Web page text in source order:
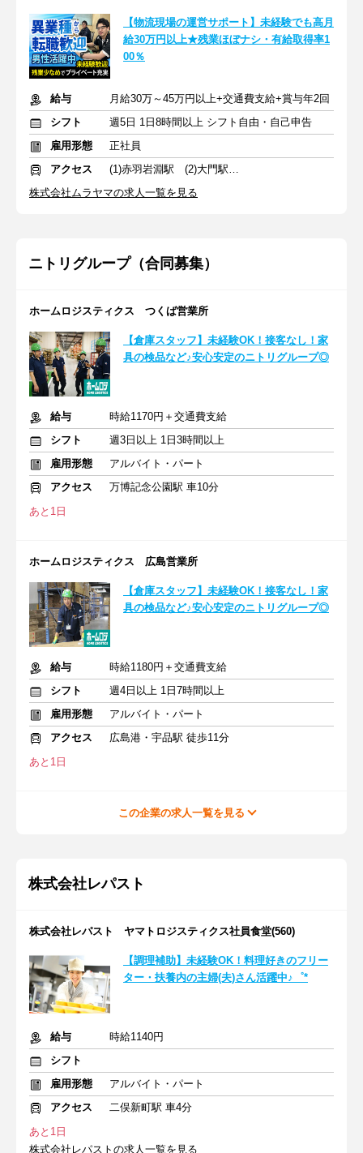
【物流現場の運営サポート】未経験でも高月
給30万円以上★残業ほぼナシ・有給取得率1
00％
給与
月給30万～45万円以上+交通費支給+賞与年2回
シフト
週5日 1日8時間以上 シフト自由・自己申告
雇用形態
正社員
アクセス
(1)赤羽岩淵駅 (2)大門駅 (3)武蔵小杉駅
株式会社ムラヤマの求人一覧を見る
ニトリグループ（合同募集）
ホームロジスティクス つくば営業所
【倉庫スタッフ】未経験OK！接客なし！家
具の検品など♪安心安定のニトリグループ◎
給与
時給1170円＋交通費支給
シフト
週3日以上 1日3時間以上
雇用形態
アルバイト・パート
アクセス
万博記念公園駅 車10分
あと1日
ホームロジスティクス 広島営業所
【倉庫スタッフ】未経験OK！接客なし！家
具の検品など♪安心安定のニトリグループ◎
給与
時給1180円＋交通費支給
シフト
週4日以上 1日7時間以上
雇用形態
アルバイト・パート
アクセス
広島港・宇品駅 徒歩11分
あと1日
この企業の求人一覧を見る
株式会社レパスト
株式会社レパスト ヤマトロジスティクス社員食堂(560)
【調理補助】未経験OK！料理好きのフリー
ター・扶養内の主婦(夫)さん活躍中♪゜*
給与
時給1140円
シフト
雇用形態
アルバイト・パート
アクセス
二俣新町駅 車4分
あと1日
株式会社レパストの求人一覧を見る